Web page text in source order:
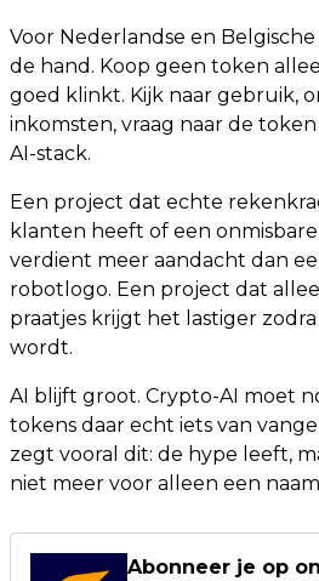
Voor Nederlandse en
de hand. Koop geen token
goed klinkt. Kijk naar gebruik,
inkomsten, vraag naar de
AI-stack.
Een project dat echte
klanten heeft of een
verdient meer aandacht dan
robotlogo. Een project dat
praatjes krijgt het lastiger
wordt.
AI blijft groot. Crypto-AI moet
tokens daar echt iets van
zegt vooral dit: de hype leeft,
niet meer voor alleen een
Abonneer je op